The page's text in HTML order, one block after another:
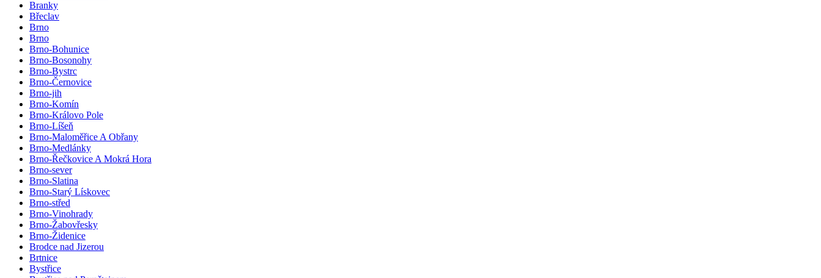
Branky
Břeclav
Brno
Brno
Brno-Bohunice
Brno-Bosonohy
Brno-Bystrc
Brno-Černovice
Brno-jih
Brno-Komín
Brno-Královo Pole
Brno-Líšeň
Brno-Maloměřice A Obřany
Brno-Medlánky
Brno-Řečkovice A Mokrá Hora
Brno-sever
Brno-Slatina
Brno-Starý Lískovec
Brno-střed
Brno-Vinohrady
Brno-Žabovřesky
Brno-Židenice
Brodce nad Jizerou
Brtnice
Bystřice